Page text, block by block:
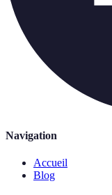
Navigation
Accueil
Blog